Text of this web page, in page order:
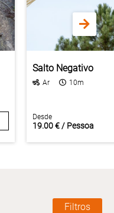
Salto Negativo
Ar 10m
Desde
19.00 € / Pessoa
Filtros